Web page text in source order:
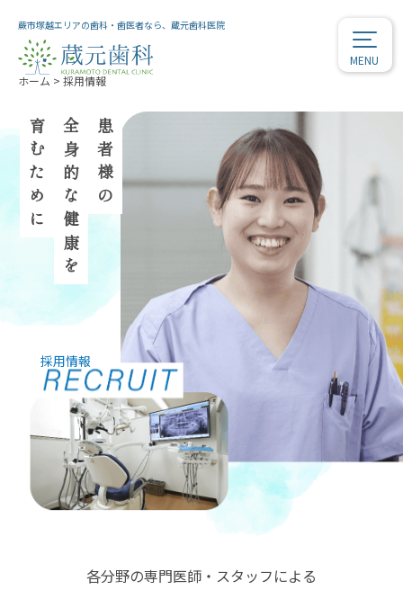
蕨市塚越エリアの歯科・歯医者なら、蔵元歯科医院
MENU
ホーム > 採用情報
患者様の
全身的な健康を
育むために
採用情報
各分野の専門医師・スタッフによる